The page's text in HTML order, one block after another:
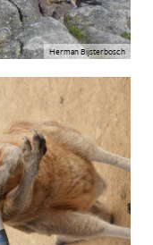
Herman Bijsterbosch